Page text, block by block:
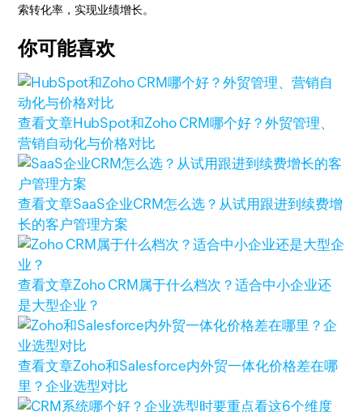
索转化率，实现业绩增长。
你可能喜欢
查看文章HubSpot和Zoho CRM哪个好？外贸管理、
营销自动化与价格对比
查看文章SaaS企业CRM怎么选？从试用跟进到续费增
长的客户管理方案
查看文章Zoho CRM属于什么档次？适合中小企业还
是大型企业？
查看文章Zoho和Salesforce内外贸一体化价格差在哪
里？企业选型对比